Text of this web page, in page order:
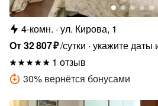
4-комн. ул. Кирова, 1
От32807₽/сутки укажите даты
1 отзыв
30% вернётся бонусами